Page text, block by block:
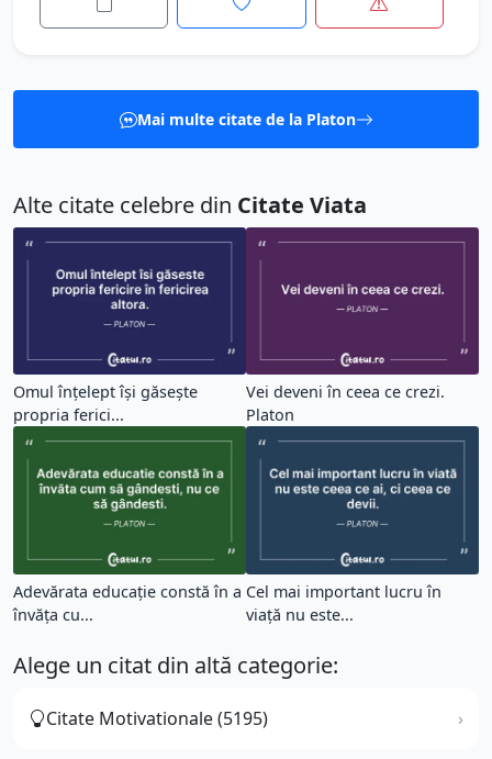
Mai multe citate de la Platon
Alte citate celebre din Citate Viata
Omul înțelept își găsește
propria ferici...
Vei deveni în ceea ce crezi.
Platon
Adevărata educație constă în a
învăța cu...
Cel mai important lucru în
viață nu este...
Alege un citat din altă categorie:
Citate Motivationale (5195)